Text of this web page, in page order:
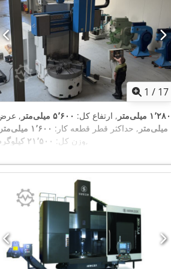
1 / 17
۱٬۲۸۰ میلی‌متر , ارتفاع کل: ۵٬۶۰۰ میلی‌متر
,
, حداکثر قطر قطعه کار: ۱٬۶۰۰ میلی‌متر
وزن کل: ۲۱٬۵۰۰ کیلوگرم ,